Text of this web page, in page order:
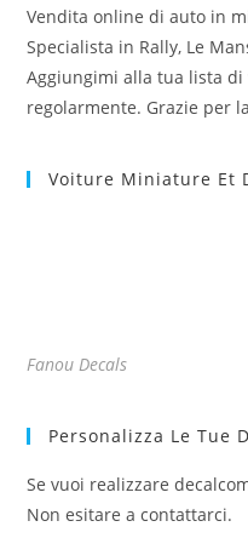
Vendita online di auto in
Specialista in Rally, Le
Aggiungimi alla tua lista
regolarmente. Grazie per
Voiture Miniature Et
Fanou Decals
Personalizza Le Tue
Se vuoi realizzare
Non esitare a contattarci.